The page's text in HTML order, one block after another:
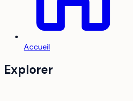
Accueil
Explorer